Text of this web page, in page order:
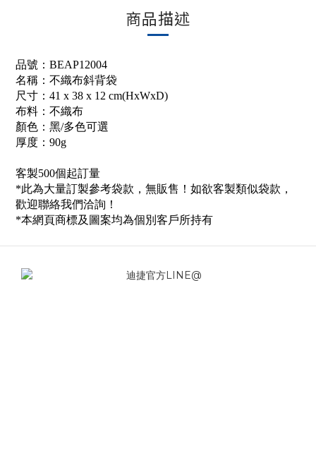
商品描述
品號：BEAP12004
名稱：不織布斜背袋
尺寸：41 x 38 x 12 cm(HxWxD)
布料：不織布
顏色：黑/多色可選
厚度：90g
客製500個起訂量
*此為大量訂製參考袋款，無販售！如欲客製類似袋款，
歡迎聯絡我們洽詢！
*本網頁商標及圖案均為個別客戶所持有